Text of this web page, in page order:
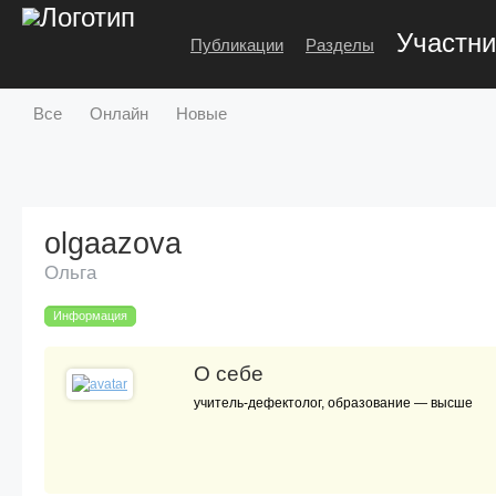
Публикации Разделы
Все Онлайн Новые
olgaazova
Ольга
Информация
О себе
учитель-дефектолог, образование — высше